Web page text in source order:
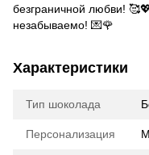
безграничной любви!
незабываемо! 💌🌹
Характеристики
Тип шоколада
Персонализация